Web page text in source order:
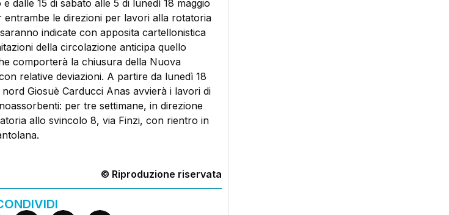
dalle 15 di sabato alle 5 di lunedì 18 maggio
le direzioni per lavori alla rotatoria
indicate con apposita cartellonistica
della circolazione anticipa quello
comporterà la chiusura della Nuova
relative deviazioni. A partire da lunedì 18
Giosuè Carducci Anas avvierà i lavori di
per tre settimane, in direzione
allo svincolo 8, via Finzi, con rientro in
© Riproduzione riservata